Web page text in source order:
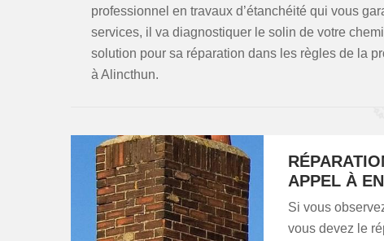
professionnel en travaux d’étanchéité qui vous
services, il va diagnostiquer le solin de votre
solution pour sa réparation dans les règles de la
à Alincthun.
APPEL À
Si vous
vous devez le